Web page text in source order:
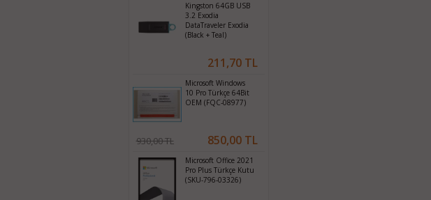
Kingston 64GB USB
3.2 Exodia
DataTraveler Exodia
(Black + Teal)
211,70 TL
Microsoft Windows
10 Pro Türkçe 64Bit
OEM (FQC-08977)
930,00 TL 850,00 TL
Microsoft Office 2021
Pro Plus Türkçe Kutu
(SKU-796-03326)